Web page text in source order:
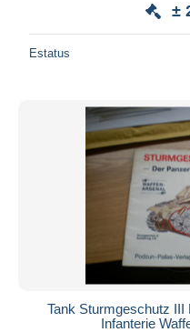
±
Estatus
Tank Sturmgeschutz III
Infanterie